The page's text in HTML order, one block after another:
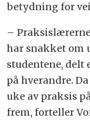
betydning for
–
har snakket om
studentene,
på hverandre.
uke av praksis
frem, forteller